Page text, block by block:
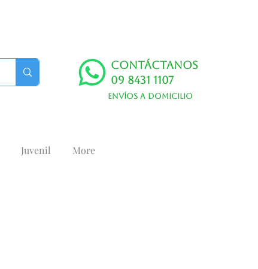
Contáctanos
09 8431 1107
Envíos a domicilio
Juvenil More